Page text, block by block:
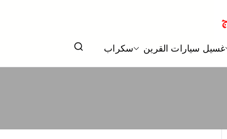
في الكويت
غسيل سيارات القرين سكراب